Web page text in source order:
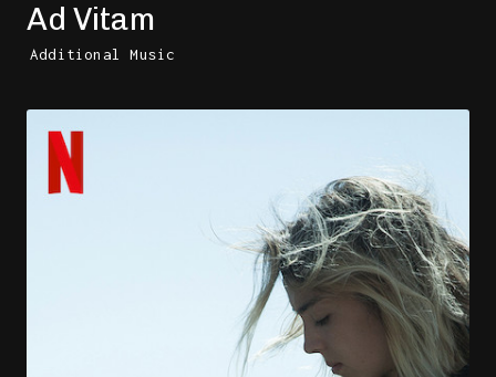
Ad Vitam
Additional Music